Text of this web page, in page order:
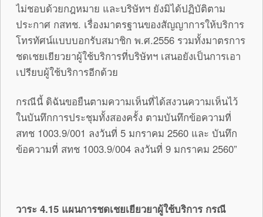
ไม่ชอบด้วยกฎหมาย และบริษัทฯ ยังมิได้ปฏิบัติตาม
ประกาศ กสทช. เรื่องมาตรฐานของสัญญาการให้บริการ
โทรทัศน์แบบบอกรับสมาชิก พ.ศ.2556 รวมทั้งมาตรการ
ชดเชยเยียวยาผู้ใช้บริการที่บริษัทฯ เสนอยังเป็นการเอา
เปรียบผู้ใช้บริการอีกด้วย
กรณีนี้ ดิฉันขอยืนตามความเห็นที่ได้สงวนความเห็นไว้
ในบันทึกการประชุมทั้งสองครั้ง ตามบันทึกข้อความที่
สทช 1003.9/001 ลงวันที่ 5 มกราคม 2560 และ บันทึก
ข้อความที่ สทช 1003.9/004 ลงวันที่ 9 มกราคม 2560”
วาระ 4.15 แผนการชดเชยเยียวยาผู้ใช้บริการ กรณี